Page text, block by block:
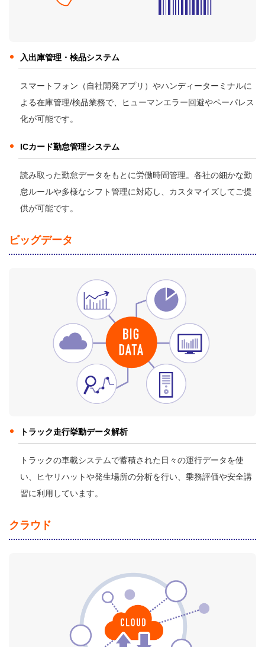
入出庫管理・検品システム
スマートフォン（自社開発アプリ）やハンディーターミナルに
よる在庫管理/検品業務で、ヒューマンエラー回避やペーパレス
化が可能です。
ICカード勤怠管理システム
読み取った勤怠データをもとに労働時間管理。各社の細かな勤
怠ルールや多様なシフト管理に対応し、カスタマイズしてご提
供が可能です。
ビッグデータ
トラック走行挙動データ解析
トラックの車載システムで蓄積された日々の運行データを使
い、ヒヤリハットや発生場所の分析を行い、乗務評価や安全講
習に利用しています。
クラウド